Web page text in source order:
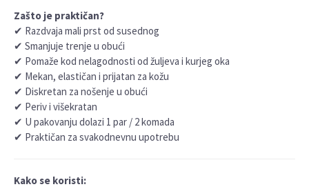
Zašto je praktičan?
✔ Razdvaja mali prst od susednog
✔ Smanjuje trenje u obući
✔ Pomaže kod nelagodnosti od žuljeva i kurjeg oka
✔ Mekan, elastičan i prijatan za kožu
✔ Diskretan za nošenje u obući
✔ Periv i višekratan
✔ U pakovanju dolazi 1 par / 2 komada
✔ Praktičan za svakodnevnu upotrebu
Kako se koristi: